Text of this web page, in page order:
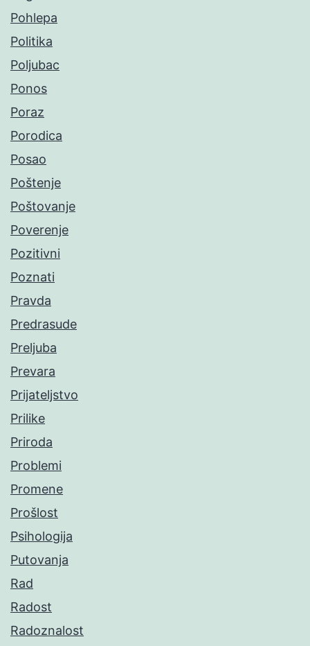
Pohlepa
Politika
Poljubac
Ponos
Poraz
Porodica
Posao
Poštenje
Poštovanje
Poverenje
Pozitivni
Poznati
Pravda
Predrasude
Preljuba
Prevara
Prijateljstvo
Prilike
Priroda
Problemi
Promene
Prošlost
Psihologija
Putovanja
Rad
Radost
Radoznalost